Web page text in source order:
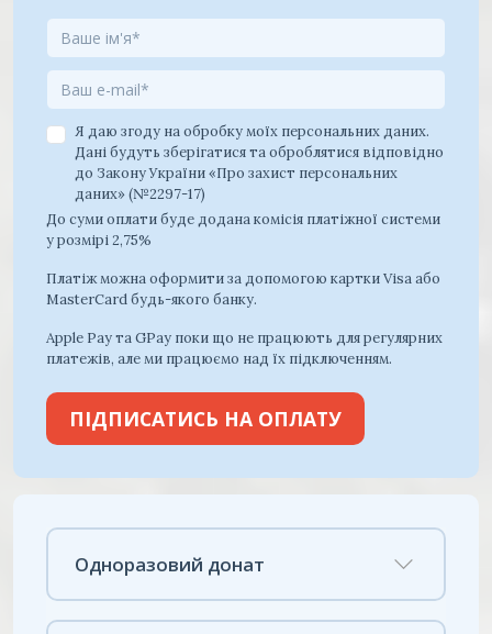
Я даю згоду на обробку моїх персональних даних.
Дані будуть зберігатися та оброблятися відповідно
до Закону України «Про захист персональних
даних» (№2297-17)
До суми оплати буде додана комісія платіжної системи
у розмірі 2,75%
Платіж можна оформити за допомогою картки Visa або
MasterCard будь-якого банку.
Apple Pay та GPay поки що не працюють для регулярних
платежів, але ми працюємо над їх підключенням.
ПІДПИСАТИСЬ НА ОПЛАТУ
Одноразовий донат